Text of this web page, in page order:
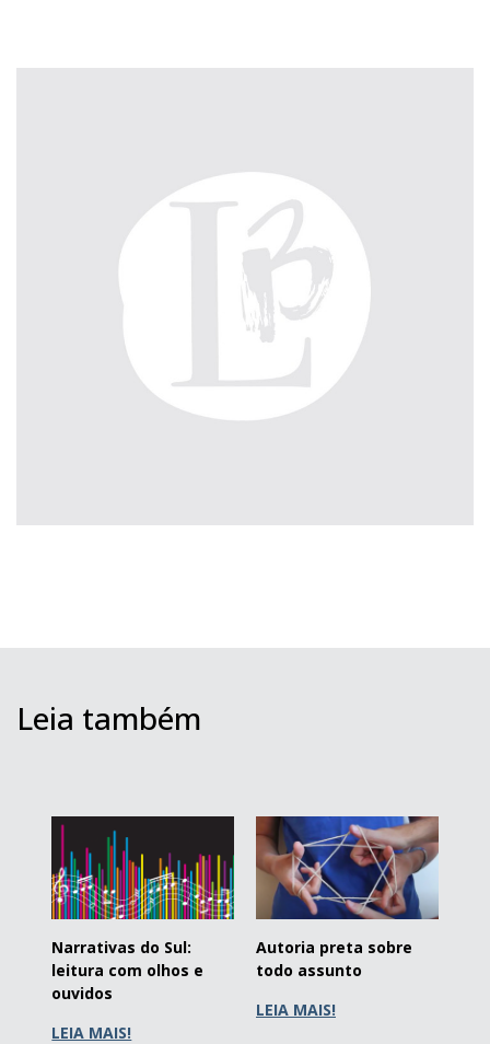
Leia também
Narrativas do Sul:
leitura com olhos e
ouvidos
LEIA MAIS!
Autoria preta sobre
todo assunto
LEIA MAIS!